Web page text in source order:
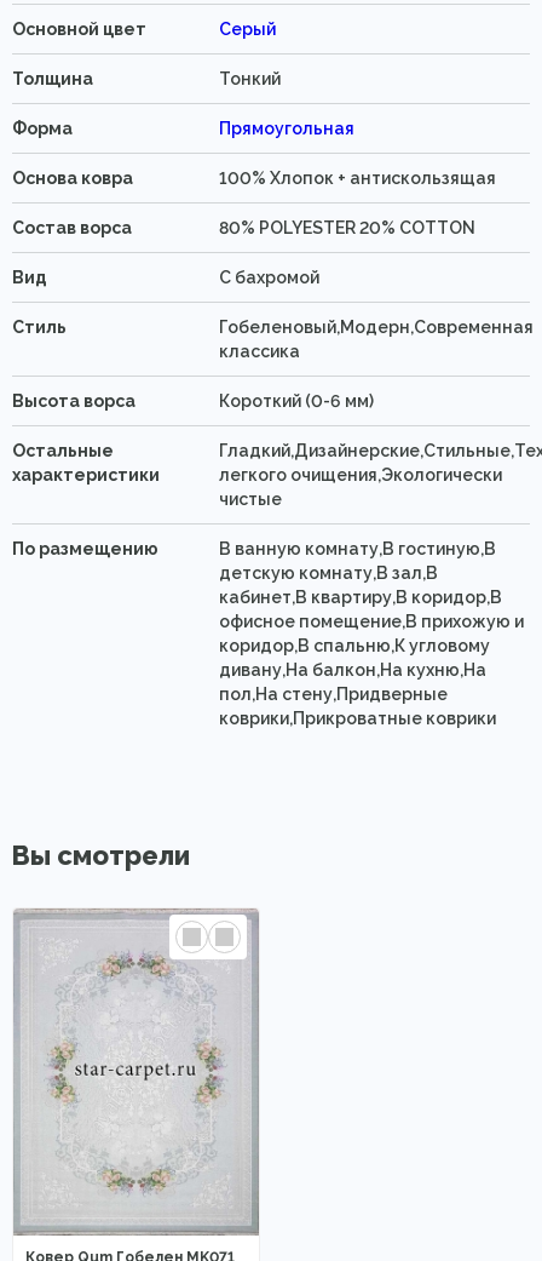
Основной цвет Серый
Толщина Тонкий
Форма Прямоугольная
Основа ковра 100% Хлопок + антискользящая
Состав ворса 80% POLYESTER 20% COTTON
Вид C бахромой
Стиль
Гобеленовый,Модерн,Современная
классика
Высота ворса Короткий (0-6 мм)
Остальные
характеристики
легкого очищения,Экологически
чистые
По размещению
В ванную комнату,В гостиную,В
детскую комнату,В зал,В
кабинет,В квартиру,В коридор,В
офисное помещение,В прихожую и
коридор,В спальню,К угловому
дивану,На балкон,На кухню,На
пол,На стену,Придверные
коврики,Прикроватные коврики
Вы смотрели
Ковер Qum Гобелен MK071